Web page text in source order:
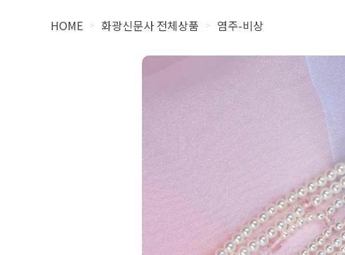
HOME > 화광신문사 전체상품 > 염주-비상